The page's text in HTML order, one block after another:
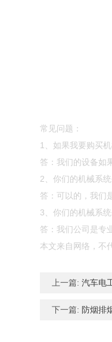
常见问题：
1、如果我要购买
答：我们的设备如
2、你们的机械系
答：可以的，我们
3、你们的机械系
答：我们公司是专
本文来自网络，不
上一篇: 汽车电
下一篇: 防烟排